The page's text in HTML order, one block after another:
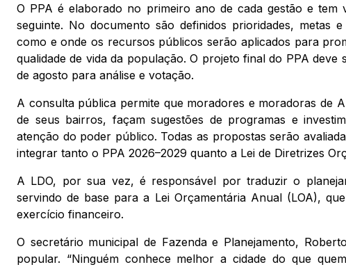
O PPA é elaborado no primeiro ano de cada gestão e
seguinte. No documento são definidos prioridades, metas
como e onde os recursos públicos serão aplicados para
qualidade de vida da população. O projeto final do PPA deve
de agosto para análise e votação.
A consulta pública permite que moradores e moradoras de
de seus bairros, façam sugestões de programas e
atenção do poder público. Todas as propostas serão
integrar tanto o PPA 2026–2029 quanto a Lei de Diretrizes
A LDO, por sua vez, é responsável por traduzir o
servindo de base para a Lei Orçamentária Anual (LOA),
exercício financeiro.
O secretário municipal de Fazenda e Planejamento,
popular. “Ninguém conhece melhor a cidade do que